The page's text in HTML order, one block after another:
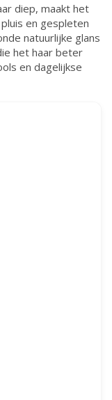
diep, maakt het
en gespleten
natuurlijke glans
het haar beter
en dagelijkse